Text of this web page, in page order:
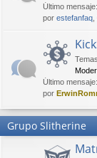
Último mensaje:
por estefanfaq
Temas
Último mensaje:
por
Grupo Slitherine